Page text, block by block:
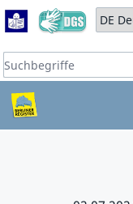
Zum Hauptbereich
Zum Hauptmenü
Sprache auswählen:
Suchbegriffe: